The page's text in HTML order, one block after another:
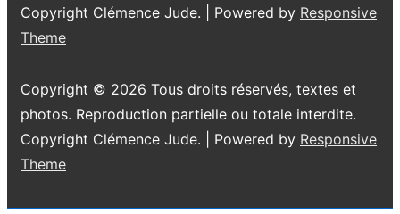
Copyright Clémence Jude.
| Powered by Responsive
Theme
Copyright © 2026 Tous droits réservés, textes et
photos. Reproduction partielle ou totale interdite.
Copyright Clémence Jude.
| Powered by Responsive
Theme